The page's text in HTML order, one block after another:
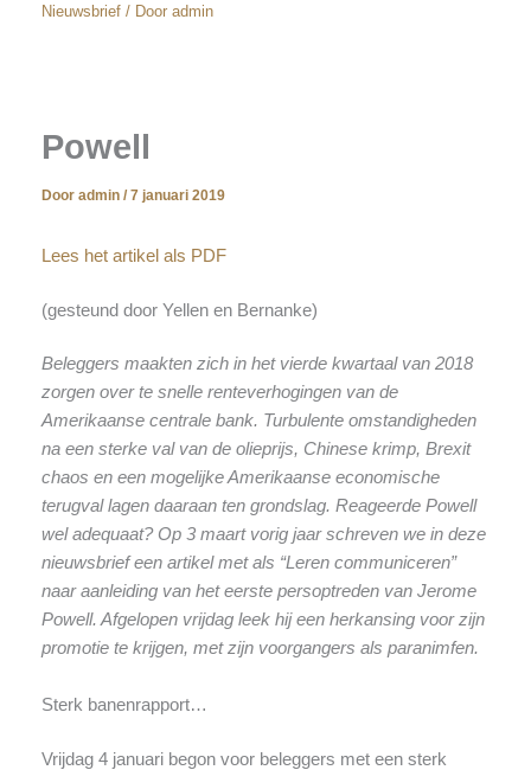
Nieuwsbrief/ Door admin
Powell
Door admin / 7 januari 2019
Lees het artikel als PDF
(gesteund door Yellen en Bernanke)
Beleggers maakten zich in het vierde kwartaal van 2018
zorgen over te snelle renteverhogingen van de
Amerikaanse centrale bank. Turbulente omstandigheden
na een sterke val van de olieprijs, Chinese krimp, Brexit
chaos en een mogelijke Amerikaanse economische
terugval lagen daaraan ten grondslag. Reageerde Powell
wel adequaat? Op 3 maart vorig jaar schreven we in deze
nieuwsbrief een artikel met als “Leren communiceren”
naar aanleiding van het eerste persoptreden van Jerome
Powell. Afgelopen vrijdag leek hij een herkansing voor zijn
promotie te krijgen, met zijn voorgangers als paranimfen.
Sterk banenrapport…
Vrijdag 4 januari begon voor beleggers met een sterk